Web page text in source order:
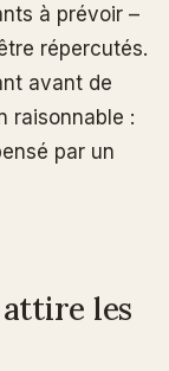
à prévoir –
répercutés.
avant de
raisonnable :
par un
les